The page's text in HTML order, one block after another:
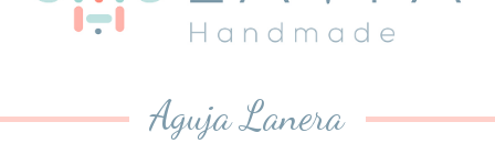
Aguja Lanera